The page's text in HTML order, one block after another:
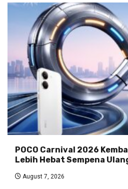
POCO Carnival 2026
Lebih Hebat Sempena
August 7, 2026